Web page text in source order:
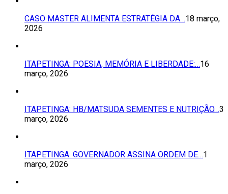
CASO MASTER ALIMENTA ESTRATÉGIA DA…18 março,
2026
ITAPETINGA: POESIA, MEMÓRIA E LIBERDADE:…16
março, 2026
ITAPETINGA: HB/MATSUDA SEMENTES E NUTRIÇÃO…3
março, 2026
ITAPETINGA: GOVERNADOR ASSINA ORDEM DE…1
março, 2026